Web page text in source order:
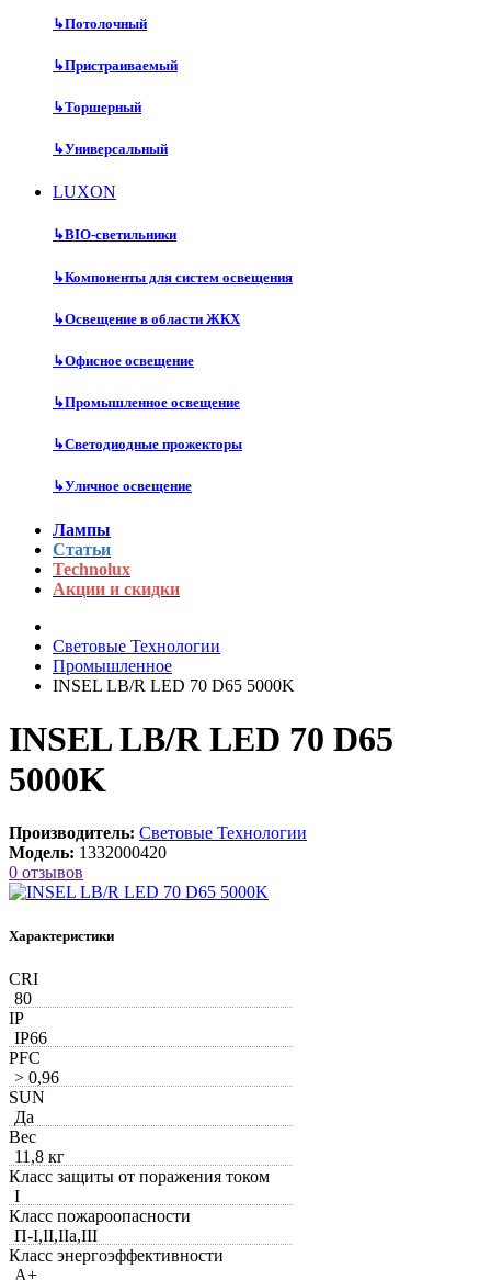
↳Потолочный
↳Пристраиваемый
↳Торшерный
↳Универсальный
LUXON
↳BIO-светильники
↳Компоненты для систем освещения
↳Освещение в области ЖКХ
↳Офисное освещение
↳Промышленное освещение
↳Светодиодные прожекторы
↳Уличное освещение
Лампы
Статьи
Technolux
Акции и скидки
Световые Технологии
Промышленное
INSEL LB/R LED 70 D65 5000K
INSEL LB/R LED 70 D65
5000K
Производитель: Световые Технологии
Модель: 1332000420
0 отзывов
Характеристики
CRI
80
IP
IP66
PFС
> 0,96
SUN
Да
Вес
11,8 кг
Класс защиты от поражения током
I
Класс пожароопасности
П-I,II,IIa,ІІІ
Класс энергоэффективности
A+